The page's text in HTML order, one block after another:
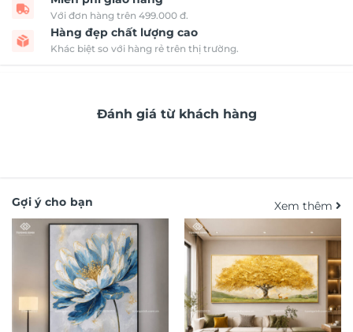
Với đơn hàng trên 499.000 đ.
Hàng đẹp chất lượng cao
Khác biệt so với hàng rẻ trên thị trường.
Đánh giá từ khách hàng
Gợi ý cho bạn Xem thêm